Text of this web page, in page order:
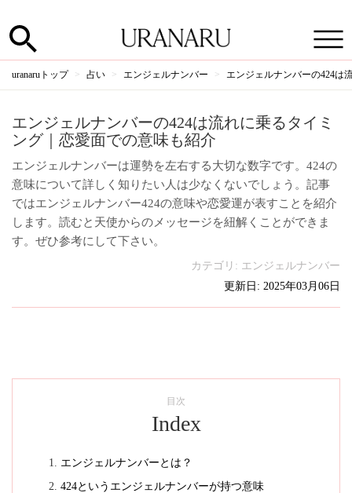
uranaruトップ 占い エンジェルナンバー エンジェルナンバーの424は
エンジェルナンバーの424は流れに乗るタイミ
ング｜恋愛面での意味も紹介
エンジェルナンバーは運勢を左右する大切な数字です。424の
意味について詳しく知りたい人は少なくないでしょう。記事
ではエンジェルナンバー424の意味や恋愛運が表すことを紹介
します。読むと天使からのメッセージを紐解くことができま
す。ぜひ参考にして下さい。
カテゴリ: エンジェルナンバー
更新日: 2025年03月06日
目次
Index
エンジェルナンバーとは？
424というエンジェルナンバーが持つ意味